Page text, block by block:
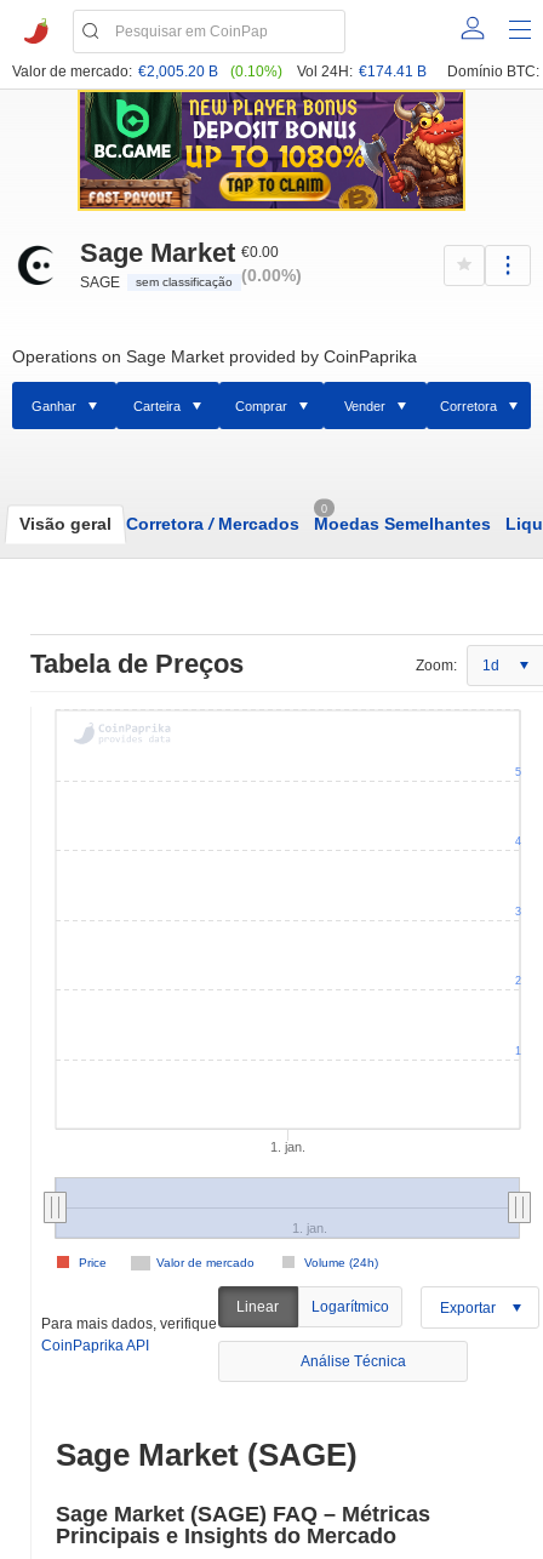
Valor de mercado: €2,005.20 B (0.10%) Vol 24H: €174.41 B Domínio BTC:
Sage Market
SAGE sem classificação
€0.00
(0.00%)
Operations on Sage Market provided by CoinPaprika
Ganhar Carteira Comprar Vender Corretora
Visão geral Corretora /Mercados
0
Moedas Semelhantes
Tabela de Preços Zoom: 1d
1. jan.
Valor de mercado Volume (24h)
Price
1. jan.
1
2
3
4
5
Para mais dados, verifique
CoinPaprika API
Linear Logarítmico Exportar
Análise Técnica
Sage Market (SAGE)
Sage Market (SAGE) FAQ – Métricas
Principais e Insights do Mercado